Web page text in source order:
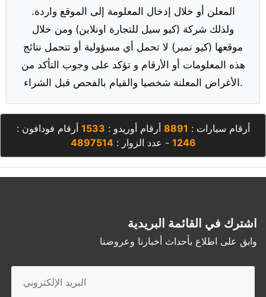
المعلن أو خلال إدخال المعلومة إلى الموقع واردة.
ولذلك شركة (كيو سيل للتجارة اونلاين) ومن خلال
موقعها (كيو نمبر) لا تحمل أي مسؤولية أو تتحمل نتائج
هذه المعلومات أو الأرقام و تؤكد على وجوب التأكد من
الأغراض المعلنة شخصيا والقيام بالفحص قبل الشراء.
أرقام سيارات : 8891 أرقام أوريدو : 1533 أرقام فودافون :
1246 - عدد الزوار :4897514
اشترك في القائمة البريدية
وابق على اطلاع بأحداث أخبارنا وعروضنا